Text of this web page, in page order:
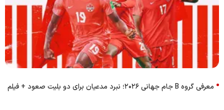
معرفی گروه B جام جهانی ۲۰۲۶؛ نبرد مدعیان برای دو بلیت صعود + فیلم